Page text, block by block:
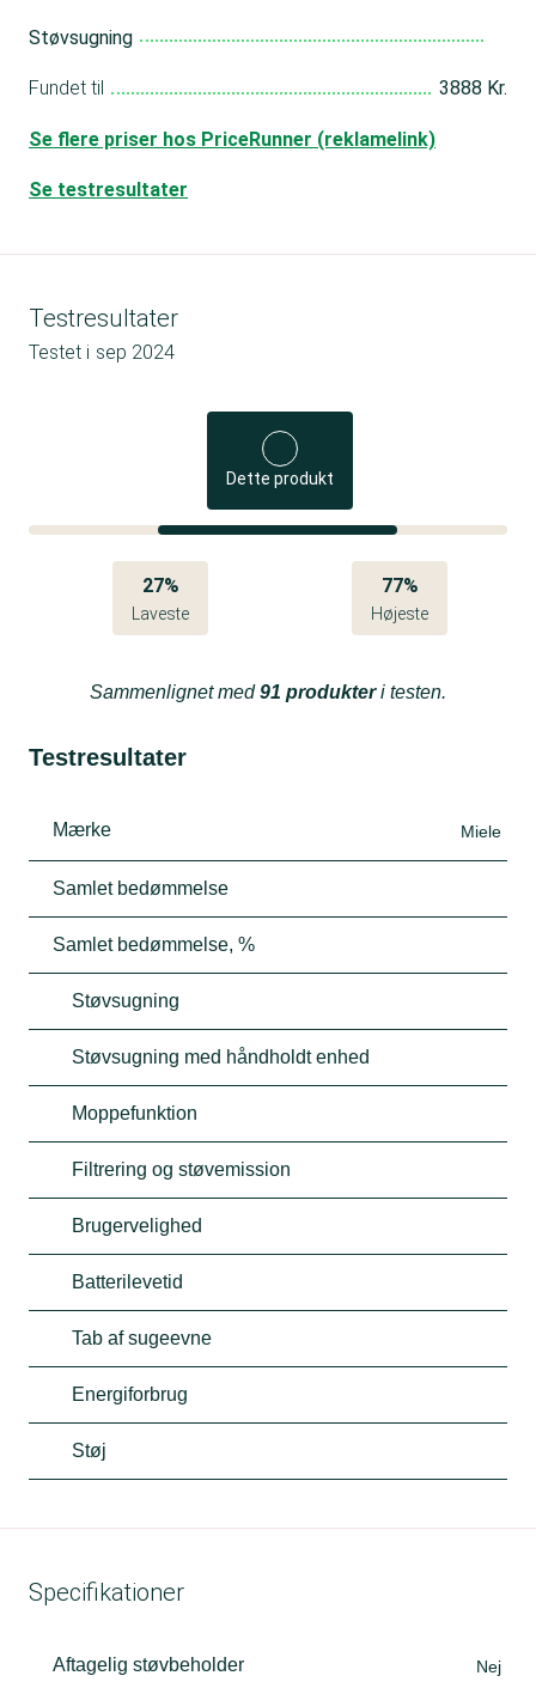
Støvsugning
Fundet til 3888 Kr.
Se flere priser hos PriceRunner (reklamelink)
Se testresultater
Testresultater
Testet i sep 2024
Dette produkt
27%
Laveste
77%
Højeste
Sammenlignet med91 produkteri testen.
Testresultater
Mærke Miele
Samlet bedømmelse
Samlet bedømmelse, %
Støvsugning
Støvsugning med håndholdt enhed
Moppefunktion
Filtrering og støvemission
Brugervelighed
Batterilevetid
Tab af sugeevne
Energiforbrug
Støj
Specifikationer
Aftagelig støvbeholder Nej